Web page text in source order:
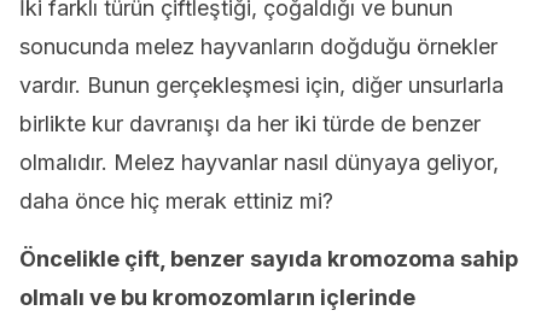
İki farklı türün çiftleştiği, çoğaldığı ve bunun
sonucunda melez hayvanların doğduğu örnekler
vardır. Bunun gerçekleşmesi için, diğer unsurlarla
birlikte kur davranışı da her iki türde de benzer
olmalıdır. Melez hayvanlar nasıl dünyaya geliyor,
daha önce hiç merak ettiniz mi?
Öncelikle çift, benzer sayıda kromozoma sahip
olmalı ve bu kromozomların içlerinde